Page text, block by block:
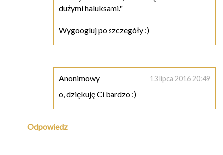
dużymi haluksami."
Wygoogluj po szczegóły :)
Anonimowy 13 lipca 2016 20:49
o, dziękuję Ci bardzo :)
Odpowiedz